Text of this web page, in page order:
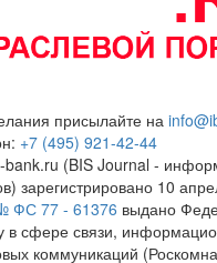
присылайте на
+7 (495) 921-42-44
bank.ru (BIS Journal -
зарегистрировано 10
ФС 77 - 61376 выдано
в сфере связи,
коммуникаций